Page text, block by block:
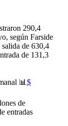
290,4
según Farside
de 630,4
de 131,3
📊 $
de
entradas